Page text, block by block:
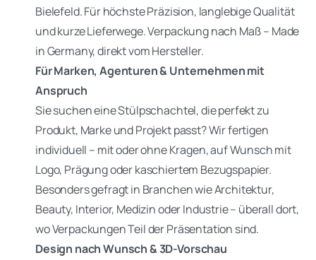
Bielefeld. Für höchste Präzision, langlebige Qualität
und kurze Lieferwege. Verpackung nach Maß – Made
in Germany, direkt vom Hersteller.
Für Marken, Agenturen & Unternehmen mit
Anspruch
Sie suchen eine Stülpschachtel, die perfekt zu
Produkt, Marke und Projekt passt? Wir fertigen
individuell – mit oder ohne Kragen, auf Wunsch mit
Logo, Prägung oder kaschiertem Bezugspapier.
Besonders gefragt in Branchen wie Architektur,
Beauty, Interior, Medizin oder Industrie – überall dort,
wo Verpackungen Teil der Präsentation sind.
Design nach Wunsch & 3D-Vorschau